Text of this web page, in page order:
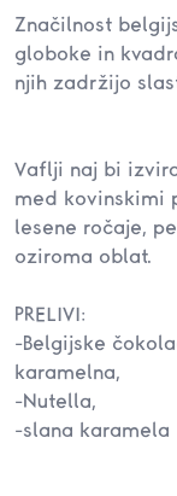
Značilnost
globoke in
njih zadržijo
Vaflji naj bi
med kovinskimi
lesene ročaje,
oziroma oblat.
PRELIVI:
-Belgijske
karamelna,
-Nutella,
-slana karamela